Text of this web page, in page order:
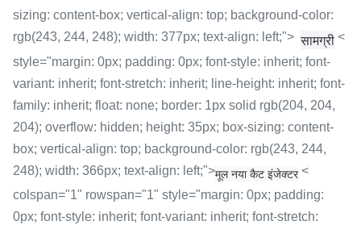
sizing: content-box; vertical-align: top; background-color:
rgb(243, 244, 248); width: 377px; text-align: left;">सामग्री <
style="margin: 0px; padding: 0px; font-style: inherit; font-
variant: inherit; font-stretch: inherit; line-height: inherit; font-
family: inherit; float: none; border: 1px solid rgb(204, 204,
204); overflow: hidden; height: 35px; box-sizing: content-
box; vertical-align: top; background-color: rgb(243, 244,
248); width: 366px; text-align: left;">मूल नया कैट इंजेक्टर<
colspan="1" rowspan="1" style="margin: 0px; padding:
0px; font-style: inherit; font-variant: inherit; font-stretch: